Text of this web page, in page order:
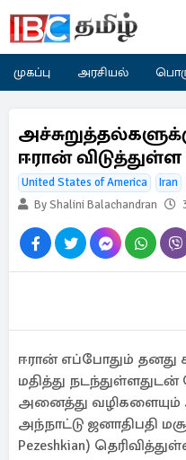
முகப்பு அரசியல்
ஈரான் விடுத்துள்ள
United States of America Iran
By Shalini Balachandran
ஈரான் எப்போதும்
மதித்து
அனைத்து வழிகளையும்
அந்நாட்டு ஜனாதிபதி
Pezeshkian)